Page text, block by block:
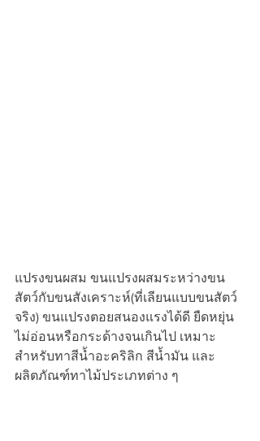
แปรงขนผสม ขนแปรงผสมระหว่างขน
สัตว์กับขนสังเคราะห์(ที่เลียนแบบขนสัตว์
จริง) ขนแปรงตอยสนองแรงได้ดี ยืดหยุ่น
ไม่อ่อนหรือกระด้างจนเกินไป เหมาะ
สำหรับทาสีน้ำอะคริลิก สีน้ำมัน และ
ผลิตภัณฑ์ทาไม้ประเภทต่าง ๆ